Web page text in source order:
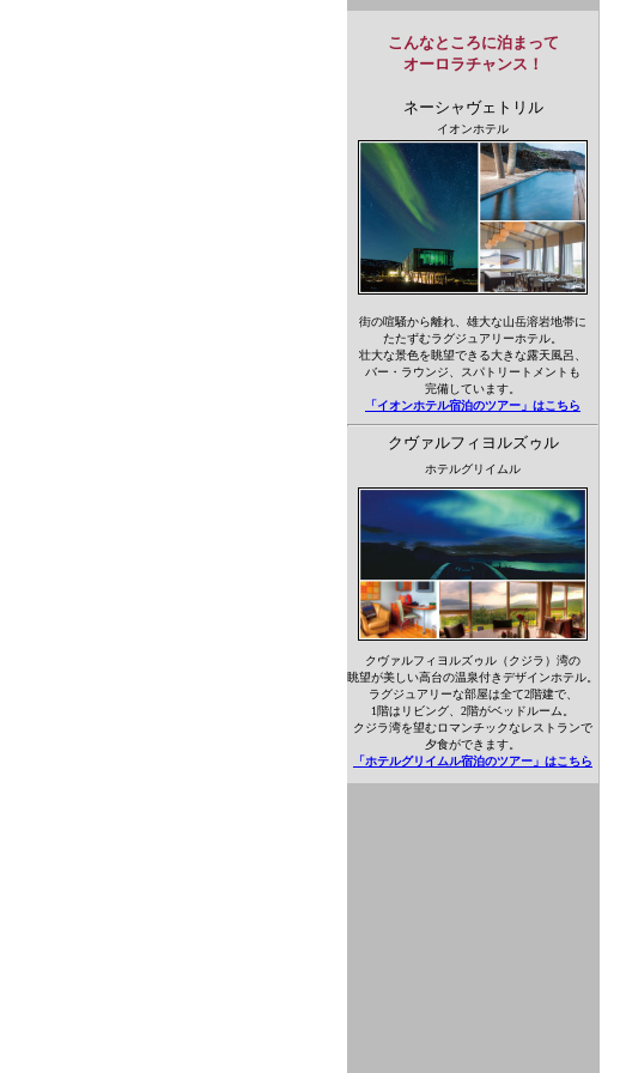
こんなところに泊まって
オーロラチャンス！
ネーシャヴェトリル
イオンホテル
街の喧騒から離れ、雄大な山岳溶岩地帯に
たたずむラグジュアリーホテル。
壮大な景色を眺望できる大きな露天風呂、
バー・ラウンジ、スパトリートメントも
完備しています。
「イオンホテル宿泊のツアー」はこちら
クヴァルフィヨルズゥル
ホテルグリイムル
クヴァルフィヨルズゥル（クジラ）湾の
眺望が美しい高台の温泉付きデザインホテル。
ラグジュアリーな部屋は全て2階建で、
1階はリビング、2階がベッドルーム。
クジラ湾を望むロマンチックなレストランで
夕食ができます。
「ホテルグリイムル宿泊のツアー」はこちら